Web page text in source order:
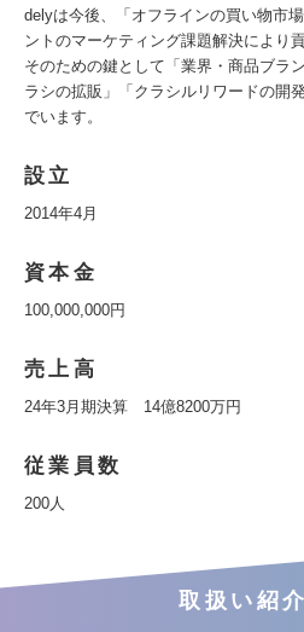
delyは今後、「オフラインの買い物市
ントのマーケティング課題解決により
そのための鍵として「業界・商品ブラ
ラシの拡販」「クラシルリワードの開
でいます。
設立
2014年4月
資本金
100,000,000円
売上高
24年3月期決算 14億8200万円
従業員数
200人
取扱い紹